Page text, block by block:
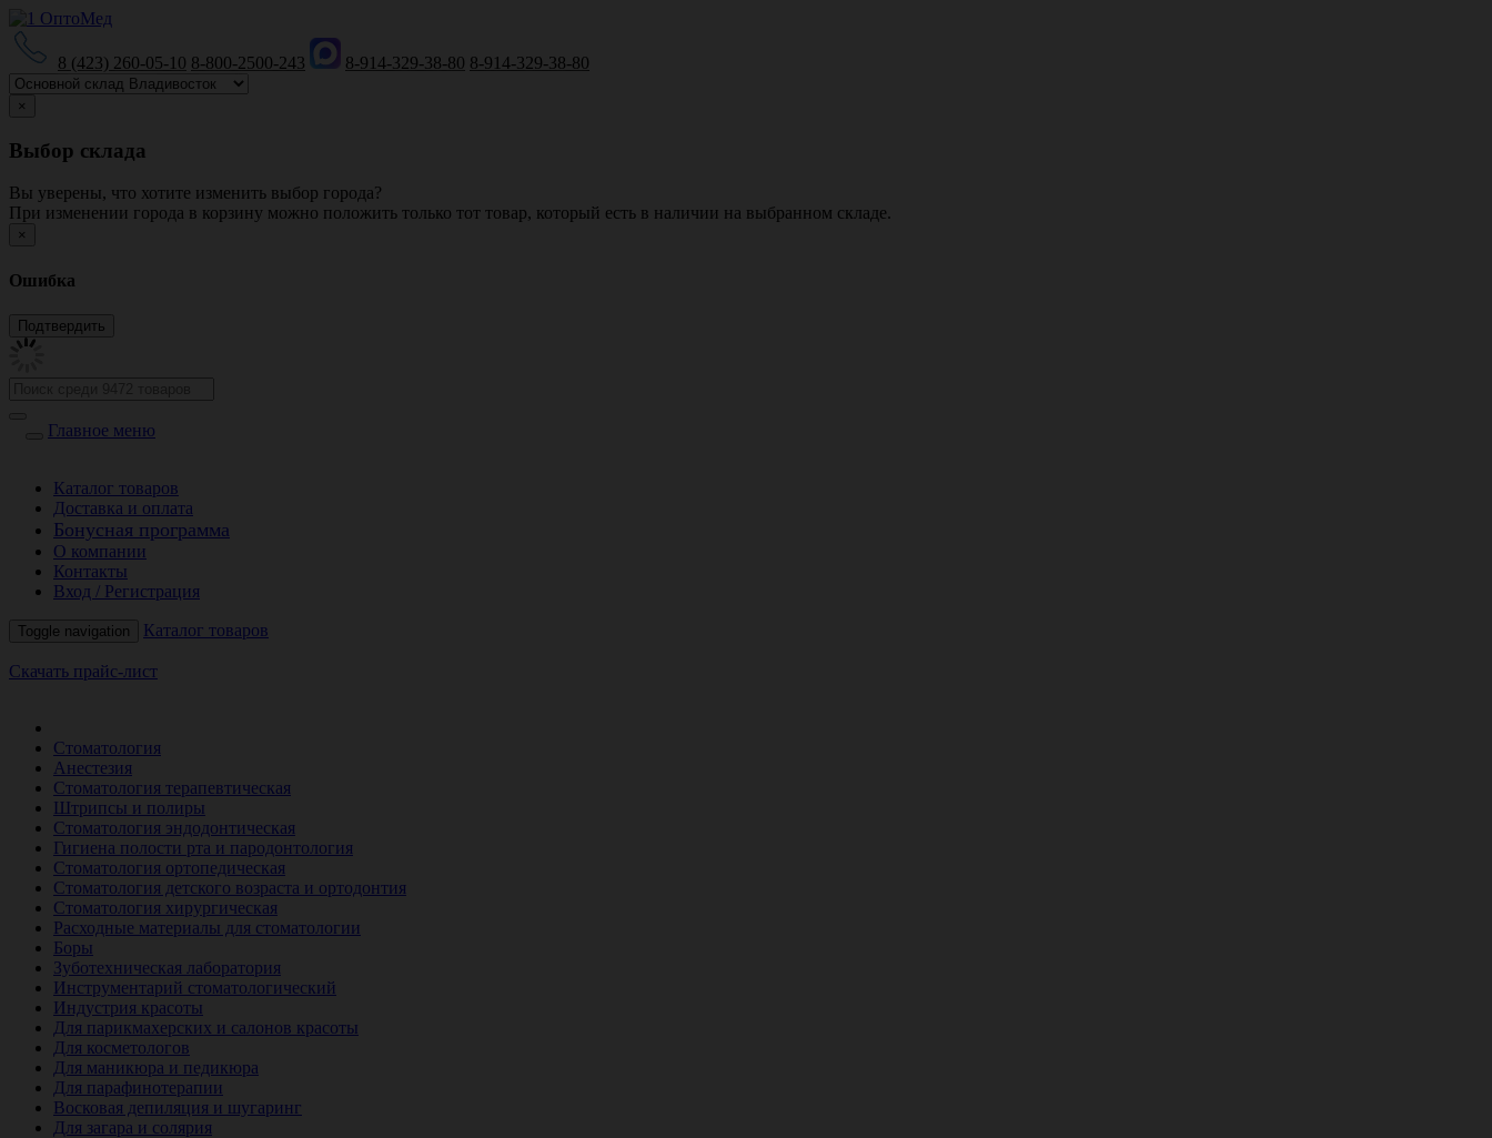
8 (423) 260-05-10 8-800-2500-243 8-914-329-38-80 8-914-329-38-80
×
Выбор склада
Вы уверены, что хотите изменить выбор города?
При изменении города в корзину можно положить только тот товар, который есть в наличии на выбранном складе.
×
Ошибка
Главное меню
Каталог товаров
Доставка и оплата
Бонусная программа
О компании
Контакты
Вход / Регистрация
Toggle navigation Каталог товаров
Скачать прайс-лист
Стоматология
Анестезия
Стоматология терапевтическая
Штрипсы и полиры
Стоматология эндодонтическая
Гигиена полости рта и пародонтология
Стоматология ортопедическая
Стоматология детского возраста и ортодонтия
Стоматология хирургическая
Расходные материалы для стоматологии
Боры
Зуботехническая лаборатория
Инструментарий стоматологический
Индустрия красоты
Для парикмахерских и салонов красоты
Для косметологов
Для маникюра и педикюра
Для парафинотерапии
Восковая депиляция и шугаринг
Для загара и солярия